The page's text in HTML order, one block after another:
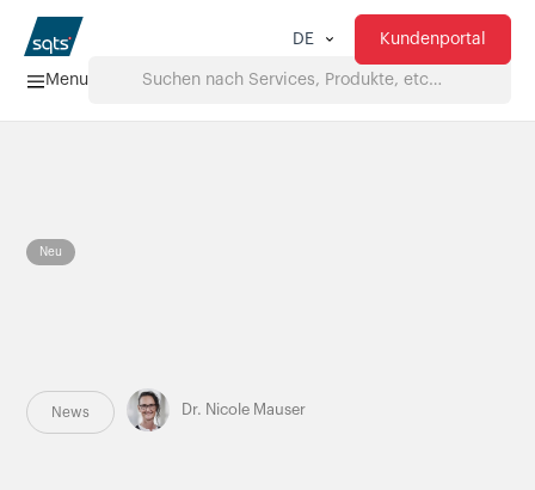
Menu
DE Kundenportal
Services
Über uns
Neu
News Dr. Nicole Mauser